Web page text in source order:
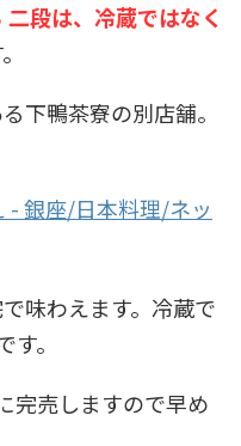
段は、冷蔵ではなく
下鴨茶寮の別店舗。
- 銀座/日本料理/ネッ
味わえます。冷蔵で
。
完売しますので早め